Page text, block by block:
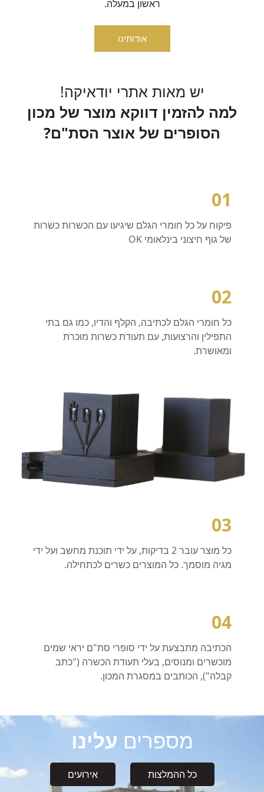
ראשון במעלה.
אודותינו
יש מאות אתרי יודאיקה!
למה להזמין דווקא מוצר של מכון
הסופרים של אוצר הסת"ם?
01
פיקוח על כל חומרי הגלם שיגיעו עם הכשרות כשרות
של גוף חיצוני בינלאומי OK ​
02
כל חומרי הגלם לכתיבה, הקלף והדיו, כמו גם בתי
התפילין והרצועות, עם תעודת כשרות מוכרת
ומאושרת.​
03
כל מוצר עובר 2 בדיקות, על ידי תוכנת מחשב ועל ידי
מגיה מוסמך. כל המוצרים כשרים לכתחילה. ​
04
הכתיבה מתבצעת על ידי סופרי סת"ם יראי שמים
מוכשרים ומנוסים, בעלי תעודת הכשרה ("כתב
קבלה"), הכותבים במסגרת המכון. ​
מספרים עלינו
כל ההמלצות אירועים